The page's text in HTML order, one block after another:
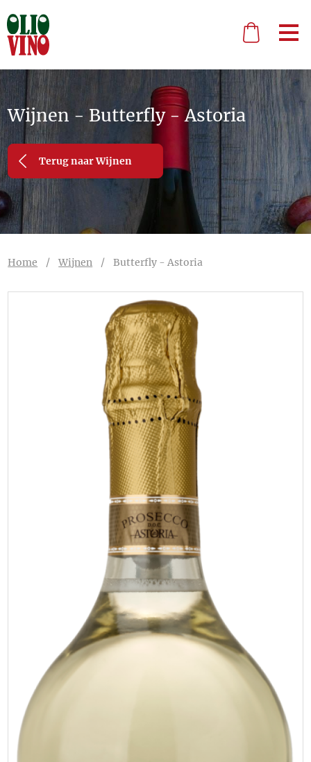
Wijnen - Butterfly - Astoria
Terug naar Wijnen
Home /Wijnen /Butterfly - Astoria